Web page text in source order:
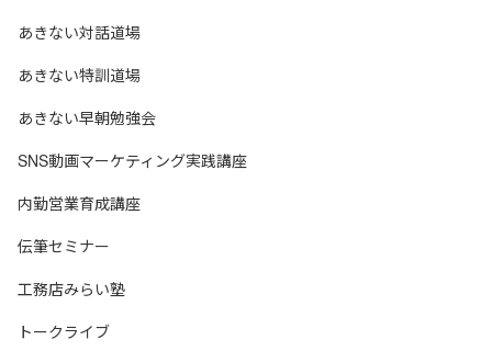
あきない対話道場
あきない特訓道場
あきない早朝勉強会
SNS動画マーケティング実践講座
内勤営業育成講座
伝筆セミナー
工務店みらい塾
トークライブ